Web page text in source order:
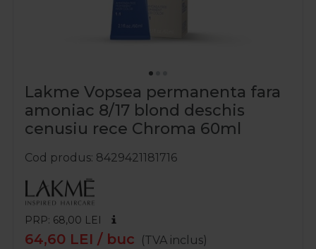
Lakme Vopsea permanenta fara
amoniac 8/17 blond deschis
cenusiu rece Chroma 60ml
Cod produs 8429421181716
PRP: 68,00 LEI
64,60 LEI / buc (TVA inclus)